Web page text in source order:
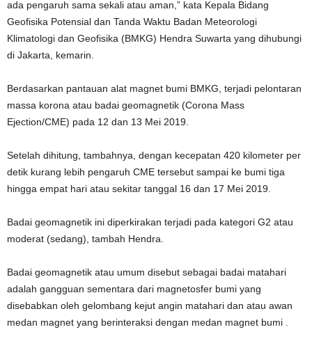
ada pengaruh sama sekali atau aman,” kata Kepala Bidang
Geofisika Potensial dan Tanda Waktu Badan Meteorologi
Klimatologi dan Geofisika (BMKG) Hendra Suwarta yang dihubungi
di Jakarta, kemarin.
Berdasarkan pantauan alat magnet bumi BMKG, terjadi pelontaran
massa korona atau badai geomagnetik (Corona Mass
Ejection/CME) pada 12 dan 13 Mei 2019.
Setelah dihitung, tambahnya, dengan kecepatan 420 kilometer per
detik kurang lebih pengaruh CME tersebut sampai ke bumi tiga
hingga empat hari atau sekitar tanggal 16 dan 17 Mei 2019.
Badai geomagnetik ini diperkirakan terjadi pada kategori G2 atau
moderat (sedang), tambah Hendra.
Badai geomagnetik atau umum disebut sebagai badai matahari
adalah gangguan sementara dari magnetosfer bumi yang
disebabkan oleh gelombang kejut angin matahari dan atau awan
medan magnet yang berinteraksi dengan medan magnet bumi .